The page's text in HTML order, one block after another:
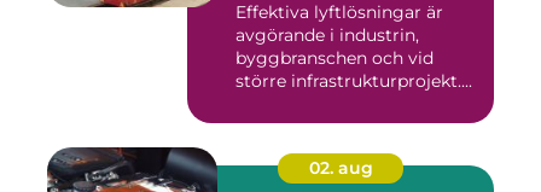
Effektiva lyftlösningar är
avgörande i industrin,
byggbranschen och vid
större infrastrukturprojekt....
02. aug